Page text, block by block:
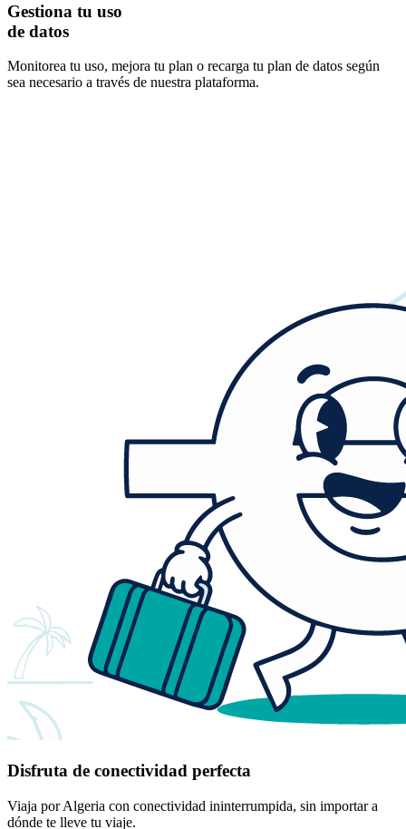
Gestiona tu uso
de datos
Monitorea tu uso, mejora tu plan o recarga tu plan de datos según
sea necesario a través de nuestra plataforma.
Disfruta de conectividad perfecta
Viaja por Algeria con conectividad ininterrumpida, sin importar a
dónde te lleve tu viaje.